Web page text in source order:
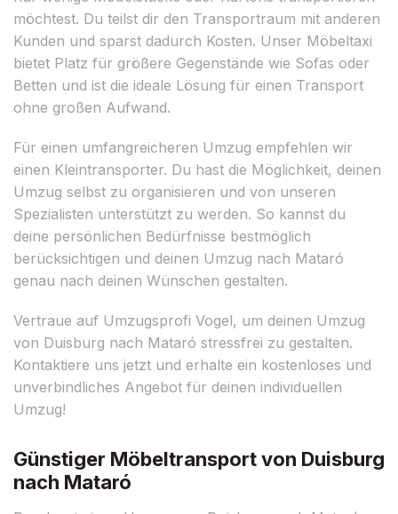
möchtest. Du teilst dir den Transportraum mit anderen
Kunden und sparst dadurch Kosten. Unser Möbeltaxi
bietet Platz für größere Gegenstände wie Sofas oder
Betten und ist die ideale Lösung für einen Transport
ohne großen Aufwand.
Für einen umfangreicheren Umzug empfehlen wir
einen Kleintransporter. Du hast die Möglichkeit, deinen
Umzug selbst zu organisieren und von unseren
Spezialisten unterstützt zu werden. So kannst du
deine persönlichen Bedürfnisse bestmöglich
berücksichtigen und deinen Umzug nach Mataró
genau nach deinen Wünschen gestalten.
Vertraue auf Umzugsprofi Vogel, um deinen Umzug
von Duisburg nach Mataró stressfrei zu gestalten.
Kontaktiere uns jetzt und erhalte ein kostenloses und
unverbindliches Angebot für deinen individuellen
Umzug!
Günstiger Möbeltransport von Duisburg
nach Mataró